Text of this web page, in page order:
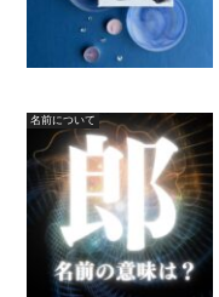
名前について